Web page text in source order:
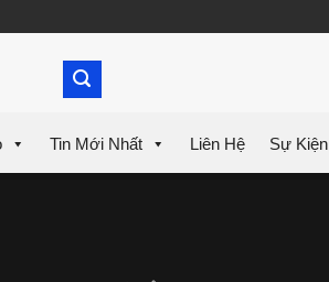
Tin Mới Nhất Liên Hệ Sự Kiện